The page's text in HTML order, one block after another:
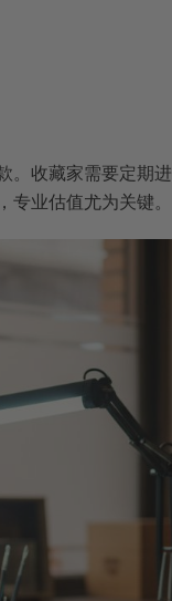
收藏家需要定期
业估值尤为关键。